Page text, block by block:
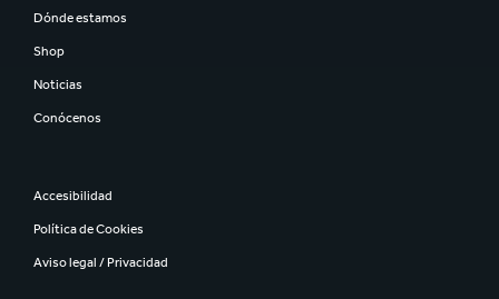
Dónde estamos
Shop
Noticias
Conócenos
Accesibilidad
Política de Cookies
Aviso legal / Privacidad